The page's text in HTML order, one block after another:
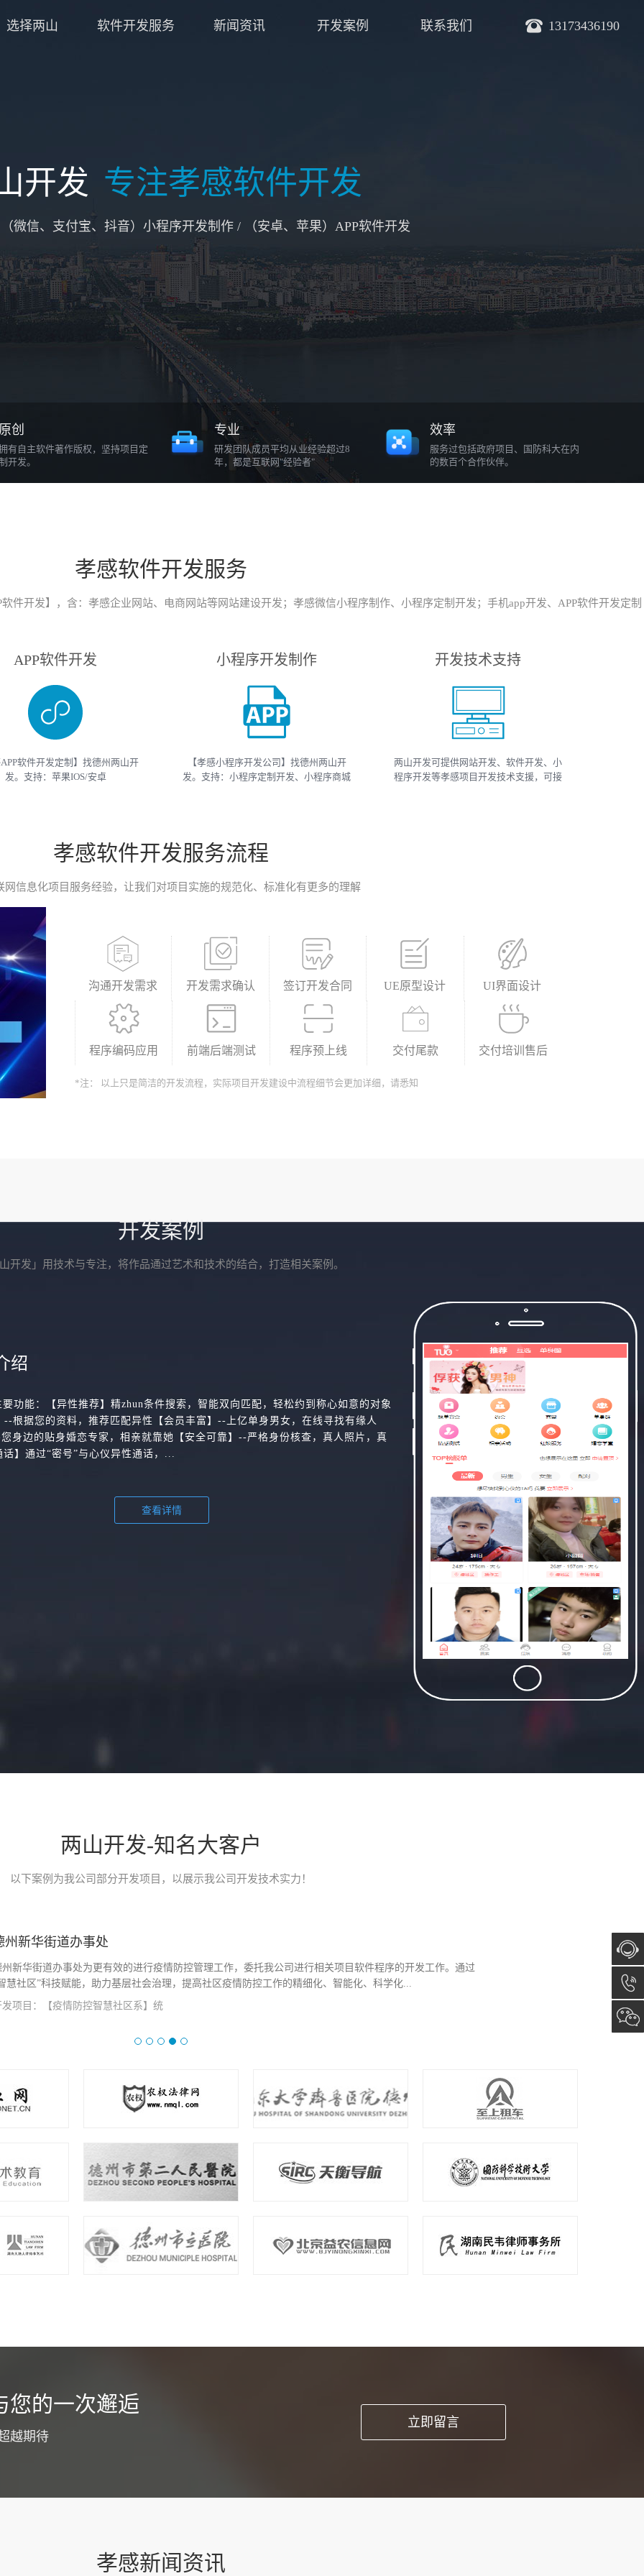
13173436190
选择两山 软件开发服务 新闻资讯 开发案例 联系我们
开发 专注孝感软件开发
微信、支付宝、抖音）小程序开发制作 / （安卓、苹果）APP软件开发
创
有自主软件著作版权，坚持项目定
开发。
专业
研发团队成员平均从业经验超过8
年，都是互联网"经验者"
效率
服务过包括政府项目、国防科大在内
的数百个合作伙伴。
孝感软件开发服务
件开发】，含：孝感企业网站、电商网站等网站建设开发；孝感微信小程序制作、小程序定制开发；手机app开发、APP软件开发定制
APP软件开发
软件开发定制】找德州两山开
发。支持：苹果IOS/安卓
小程序开发制作
【孝感小程序开发公司】找德州两山开
发。支持：小程序定制开发、小程序商城
开发技术支持
两山开发可提供网站开发、软件开发、小
程序开发等孝感项目开发技术支援，可接
孝感软件开发服务流程
网信息化项目服务经验，让我们对项目实施的规范化、标准化有更多的理解
沟通开发需求 开发需求确认 签订开发合同 UE原型设计 UI界面设计
程序编码应用 前端后端测试 程序预上线 交付尾款 交付培训售后
*注： 以上只是简洁的开发流程，实际项目开发建设中流程细节会更加详细，请悉知
开发案例
开发」用技术与专注，将作品通过艺术和技术的结合，打造相关案例。
绍
功能：【异性推荐】精zhun条件搜索，智能双向匹配，轻松约到称心如意的对象
--根据您的资料，推荐匹配异性【会员丰富】--上亿单身男女，在线寻找有缘人
身边的贴身婚恋专家，相亲就靠她【安全可靠】--严格身份核查，真人照片，真
】通过“密号”与心仪异性通话，...
查看详情
查看详情
优化工作职能，同时提高广大客户服务体验，通常都会选择货运app开发这种方
，目的就是为了节省整个工作流程成本投入，降低工作压力，同时能提高工作品
为了确保整个开发过程更为专业和顺利，建议明确下面这些具体要求和细节。1、
两山开发-知名大客户
以下案例为我公司部分开发项目，以展示我公司开发技术实力！
州新华街道办事处
州新华街道办事处为更有效的进行疫情防控管理工作，委托我公司进行相关项目软件程序的开发工作。通过
慧社区”科技赋能，助力基层社会治理，提高社区疫情防控工作的精细化、智能化、科学化...
发项目：【疫情防控智慧社区系】统
您的一次邂逅
越期待
立即留言
孝感新闻资讯
在线咨
询